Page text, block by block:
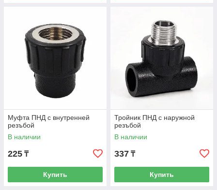
Муфта ПНД с внутренней
резъбой
В наличии
225 ₸
Купить
Тройник ПНД с наружной
резъбой
В наличии
337 ₸
Купить